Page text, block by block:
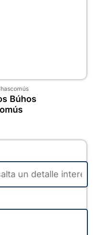
Búhos